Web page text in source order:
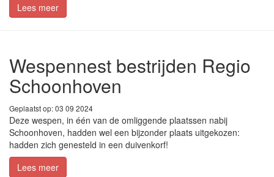
Lees meer
Wespennest bestrijden Regio
Schoonhoven
Geplaatst op: 03 09 2024
Deze wespen, in één van de omliggende plaatssen nabij
Schoonhoven, hadden wel een bijzonder plaats uitgekozen:
hadden zich genesteld in een duivenkorf!
Lees meer